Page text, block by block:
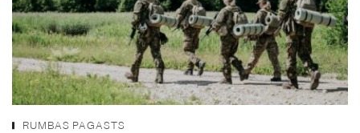
RUMBAS PAGASTS